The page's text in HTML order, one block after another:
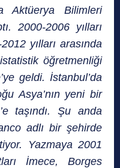
Aktüerya Bilimleri
2000-2006 yılları
yılları arasında
öğretmenliği
geldi. İstanbul’da
Asya’nın yeni bir
taşındı. Şu anda
adlı bir şehirde
Yazmaya 2001
İmece, Borges